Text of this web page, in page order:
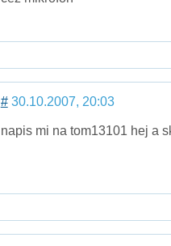
#30.10.2007, 20:03
napis mi na tom13101 hej a